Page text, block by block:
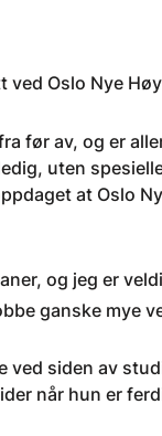
ved Oslo Nye
før av, og er
uten
at Oslo
og jeg er
ganske mye
siden av
når hun er